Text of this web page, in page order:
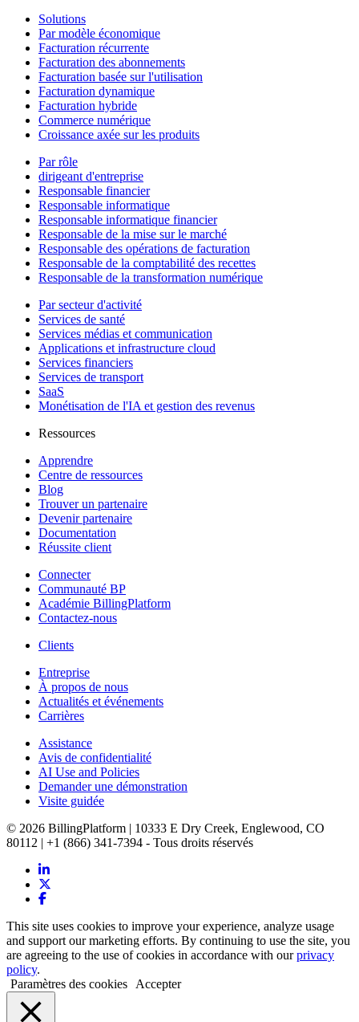
Solutions
Par modèle économique
Facturation récurrente
Facturation des abonnements
Facturation basée sur l'utilisation
Facturation dynamique
Facturation hybride
Commerce numérique
Croissance axée sur les produits
Par rôle
dirigeant d'entreprise
Responsable financier
Responsable informatique
Responsable informatique financier
Responsable de la mise sur le marché
Responsable des opérations de facturation
Responsable de la comptabilité des recettes
Responsable de la transformation numérique
Par secteur d'activité
Services de santé
Services médias et communication
Applications et infrastructure cloud
Services financiers
Services de transport
SaaS
Monétisation de l'IA et gestion des revenus
Ressources
Apprendre
Centre de ressources
Blog
Trouver un partenaire
Devenir partenaire
Documentation
Réussite client
Connecter
Communauté BP
Académie BillingPlatform
Contactez-nous
Clients
Entreprise
À propos de nous
Actualités et événements
Carrières
Assistance
Avis de confidentialité
AI Use and Policies
Demander une démonstration
Visite guidée
© 2026 BillingPlatform | 10333 E Dry Creek, Englewood, CO
80112 | +1 (866) 341-7394 - Tous droits réservés
This site uses cookies to improve your experience, analyze usage
and support our marketing efforts. By continuing to use the site, you
are agreeing to the use of cookies in accordance with ourprivacy
policy.
Paramètres des cookies
Accepter